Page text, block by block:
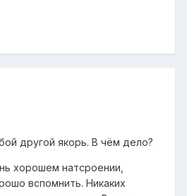
другой якорь. В чём дело?
хорошем натсроении,
вспомнить. Никаких